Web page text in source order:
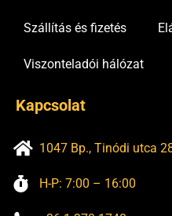
Szállítás és fizetés
Viszonteladói hálózat
Kapcsolat
1047 Bp., Tinódi utca
H-P: 7:00 – 16:00